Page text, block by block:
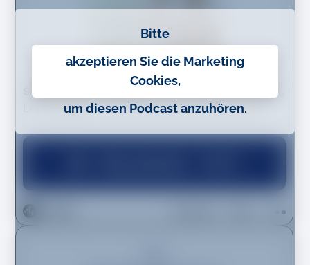
Bitte
akzeptieren Sie die Marketing
Cookies,
um diesen Podcast anzuhören.